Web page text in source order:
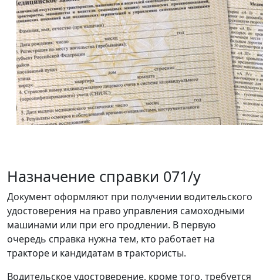
Назначение справки 071/у
Документ оформляют при получении водительского
удостоверения на право управления самоходными
машинами или при его продлении. В первую
очередь справка нужна тем, кто работает на
тракторе и кандидатам в трактористы.
Водительское удостоверение, кроме того, требуется